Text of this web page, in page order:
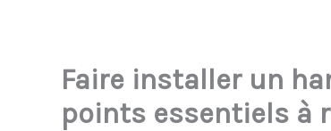
Faire installer un
points essentiels à